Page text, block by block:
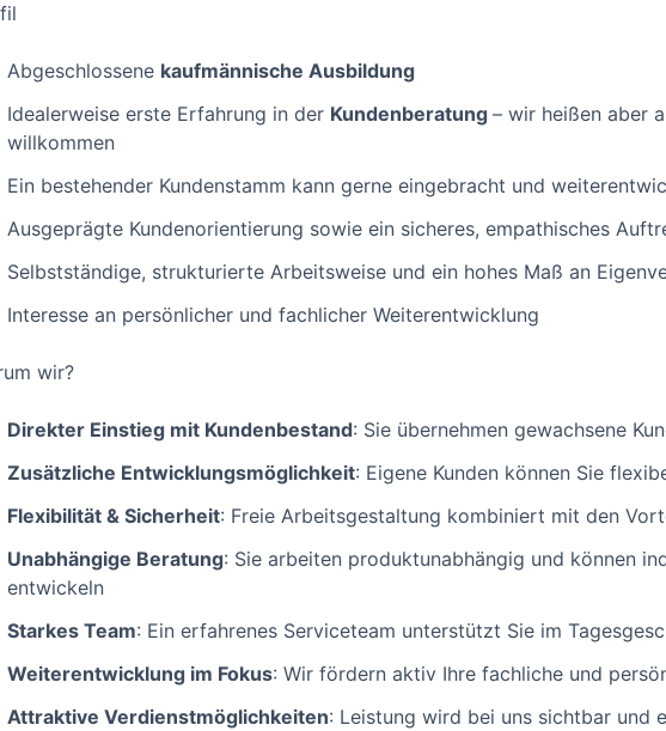
Abgeschlossene kaufmännische Ausbildung
Idealerweise erste Erfahrung in der Kundenberatung – wir heißen aber
willkommen
Ein bestehender Kundenstamm kann gerne eingebracht und
Ausgeprägte Kundenorientierung sowie ein sicheres, empathisches
Selbstständige, strukturierte Arbeitsweise und ein hohes Maß an
Interesse an persönlicher und fachlicher Weiterentwicklung
wir?
Direkter Einstieg mit Kundenbestand: Sie übernehmen gewachsene
Zusätzliche Entwicklungsmöglichkeit: Eigene Kunden können Sie
Flexibilität & Sicherheit: Freie Arbeitsgestaltung kombiniert mit den
Unabhängige Beratung: Sie arbeiten produktunabhängig und können
entwickeln
Starkes Team: Ein erfahrenes Serviceteam unterstützt Sie im
Weiterentwicklung im Fokus: Wir fördern aktiv Ihre fachliche und
Attraktive Verdienstmöglichkeiten: Leistung wird bei uns sichtbar und